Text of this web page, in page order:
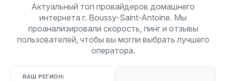
Актуальный топ провайдеров домашнего
интернета г. Boussy-Saint-Antoine. Мы
проанализировали скорость, пинг и отзывы
пользователей, чтобы вы могли выбрать лучшего
оператора.
ВАШ РЕГИОН: